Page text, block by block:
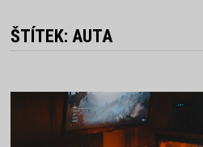
ŠTÍTEK:AUTA